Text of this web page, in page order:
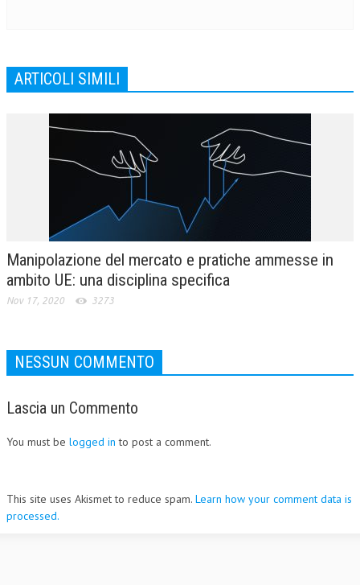
ARTICOLI SIMILI
Manipolazione del mercato e pratiche ammesse in
ambito UE: una disciplina specifica
Nov 17, 2020 3273
NESSUN COMMENTO
Lascia un Commento
You must be logged in to post a comment.
This site uses Akismet to reduce spam. Learn how your comment data is
processed.